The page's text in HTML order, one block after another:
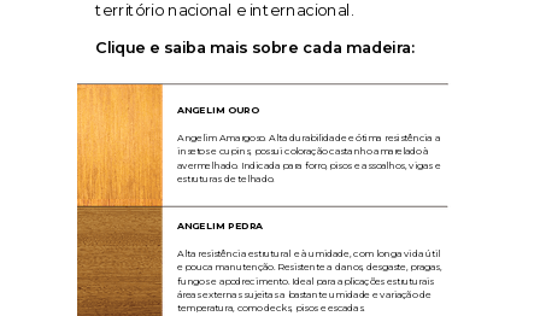
território nacional e internacional.
Clique e saiba mais sobre cada madeira:
ANGELIM PEDRA
Alta resistência estrutural e à umidade, com longa vida útil
e pouca manutenção. Resistente a danos, desgaste, pragas,
fungos e apodrecimento. Ideal para aplicações estruturais
áreas externas sujeitas a bastante umidade e variação de
temperatura, como decks, pisos e escadas.
ANGELIM OURO
Angelim Amargoso. Alta durabilidade e ótima resistência a
insetos e cupins, possui coloração castanho amarelado à
avermelhado. Indicada para forro, pisos e assoalhos,vigas e
estruturas de telhado.